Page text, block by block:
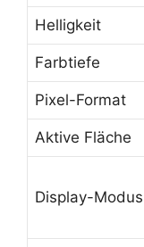
Helligkeit
Farbtiefe
Pixel-Format
Aktive Fläche
Display-Modus